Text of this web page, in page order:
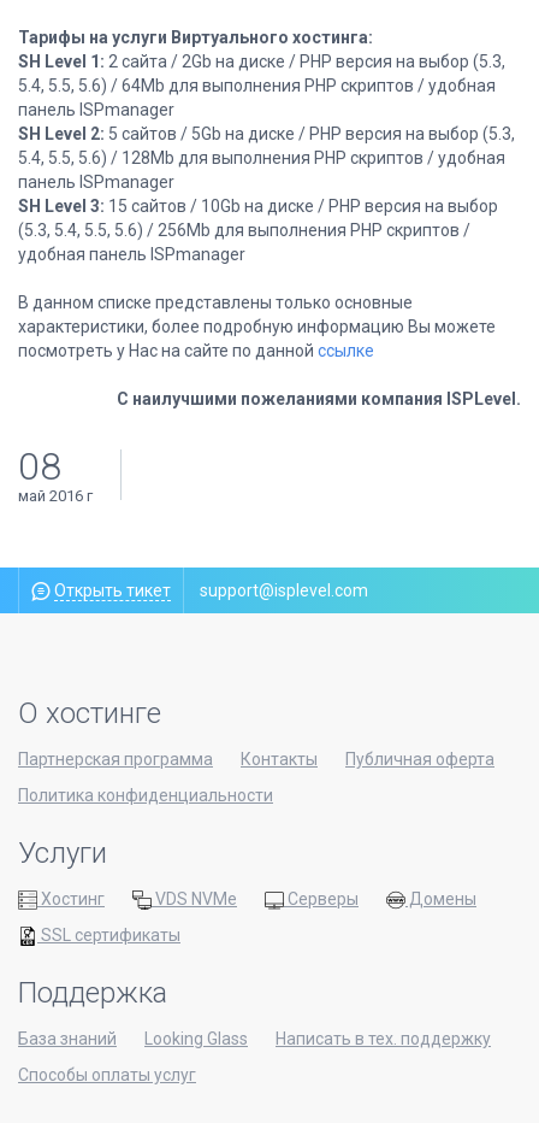
Тарифы на услуги Виртуального хостинга:
SH Level 1: 2 сайта / 2Gb на диске / PHP версия на выбор (5.3,
5.4, 5.5, 5.6) / 64Mb для выполнения PHP скриптов / удобная
панель ISPmanager
SH Level 2: 5 сайтов / 5Gb на диске / PHP версия на выбор (5.3,
5.4, 5.5, 5.6) / 128Mb для выполнения PHP скриптов / удобная
панель ISPmanager
SH Level 3: 15 сайтов / 10Gb на диске / PHP версия на выбор
(5.3, 5.4, 5.5, 5.6) / 256Mb для выполнения PHP скриптов /
удобная панель ISPmanager
В данном списке представлены только основные
характеристики, более подробную информацию Вы можете
посмотреть у Нас на сайте по данной ссылке
С наилучшими пожеланиями компания ISPLevel.
08
май 2016 г
Открыть тикет support@isplevel.com
О хостинге
Партнерская программа Контакты
Публичная оферта
Политика конфиденциальности
Услуги
Хостинг VDS NVMe Серверы
Домены
SSL сертификаты
Поддержка
База знаний Looking Glass
Написать в тех. поддержку
Способы оплаты услуг